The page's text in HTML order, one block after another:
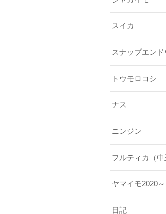
スイカ
スナップエンド
トウモロコシ
ナス
ニンジン
フルティカ（中
ヤマイモ2020～
日記